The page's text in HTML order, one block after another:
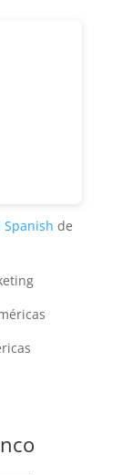
Spanish de